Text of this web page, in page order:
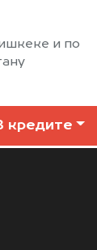
и по
кредите